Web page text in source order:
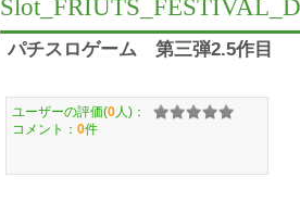
パチスロゲーム 第三弾2.5作目
ユーザーの評価(0 人)：
コメント： 0件